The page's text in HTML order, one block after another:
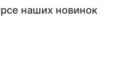
наших новинок